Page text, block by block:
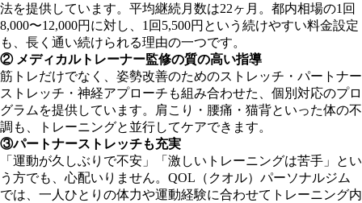
法を提供しています。平均継続月数は22ヶ月。都内相場の1回
8,000〜12,000円に対し、1回5,500円という続けやすい料金設定
も、長く通い続けられる理由の一つです。
② メディカルトレーナー監修の質の高い指導
筋トレだけでなく、姿勢改善のためのストレッチ・パートナー
ストレッチ・神経アプローチも組み合わせた、個別対応のプロ
グラムを提供しています。肩こり・腰痛・猫背といった体の不
調も、トレーニングと並行してケアできます。
③パートナーストレッチも充実
「運動が久しぶりで不安」「激しいトレーニングは苦手」とい
う方でも、心配いりません。QOL（クオル）パーソナルジム
では、一人ひとりの体力や運動経験に合わせてトレーニング内